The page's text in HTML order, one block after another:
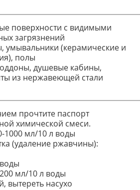
поверхности с видимыми
загрязнений
умывальники (керамические и
полы
душевые кабины,
из нержавеющей стали
прочтите паспорт
химической смеси.
1000 мл/10 л воды
(удаление ржавчины):
мл/10 л воды
вытереть насухо